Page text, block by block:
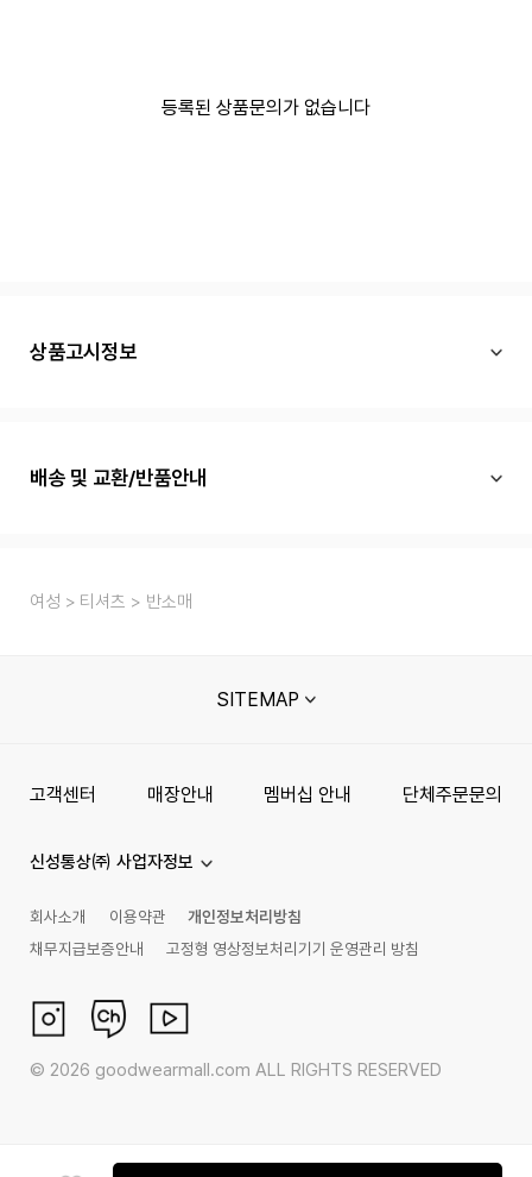
등록된 상품문의가 없습니다
상품고시정보
배송 및 교환/반품안내
여성 티셔츠 반소매
SITEMAP
고객센터 매장안내 멤버십 안내 단체주문문의
신성통상㈜ 사업자정보
회사소개 이용약관
개인정보처리방침
채무지급보증안내
고정형 영상정보처리기기 운영관리 방침
© 2026 goodwearmall.com ALL RIGHTS RESERVED